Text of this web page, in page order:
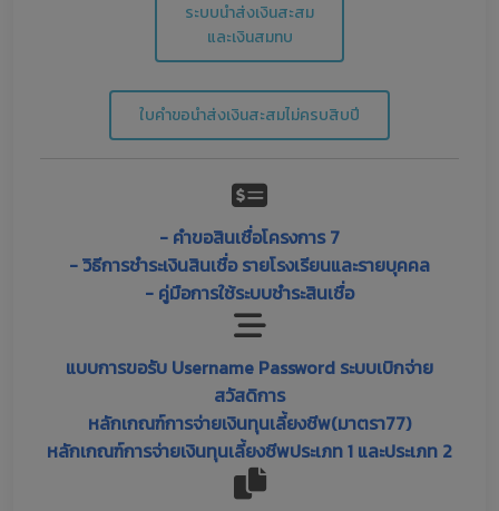
ระบบนำส่งเงินสะสม
และเงินสมทบ
ใบคำขอนำส่งเงินสะสมไม่ครบสิบปี
- คำขอสินเชื่อโครงการ 7
- วิธีการชำระเงินสินเชื่อ รายโรงเรียนและรายบุคคล
- คู่มือการใช้ระบบชำระสินเชื่อ
แบบการขอรับ Username Password ระบบเบิกจ่าย
สวัสดิการ
หลักเกณฑ์การจ่ายเงินทุนเลี้ยงชีพ(มาตรา77)
หลักเกณฑ์การจ่ายเงินทุนเลี้ยงชีพประเภท 1 และประเภท 2